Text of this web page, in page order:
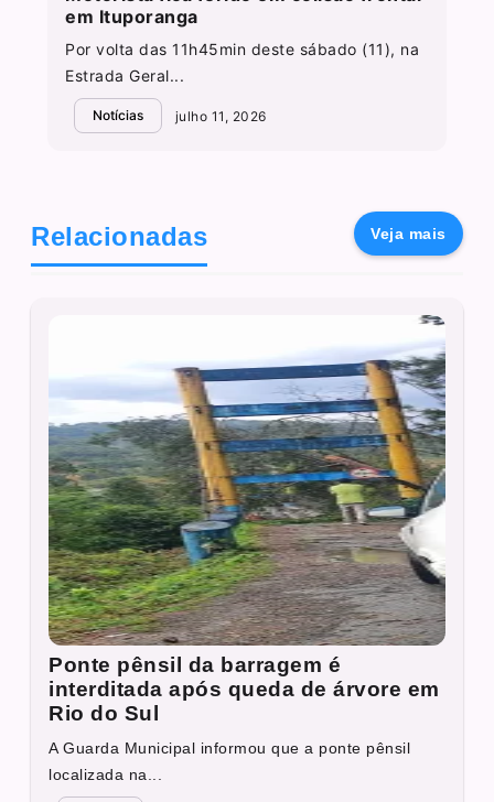
em Ituporanga
Por volta das 11h45min deste sábado (11), na
Estrada Geral...
Notícias julho 11, 2026
Relacionadas Veja mais
Ponte pênsil da barragem é
interditada após queda de árvore em
Rio do Sul
A Guarda Municipal informou que a ponte pênsil
localizada na...